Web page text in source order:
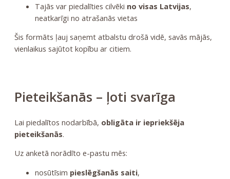
Tajās var piedalīties cilvēki no visas Latvijas,
neatkarīgi no atrašanās vietas
Šis formāts ļauj saņemt atbalstu drošā vidē, savās mājās,
vienlaikus sajūtot kopību ar citiem.
Pieteikšanās – ļoti svarīga
Lai piedalītos nodarbībā, obligāta ir iepriekšēja
pieteikšanās.
Uz anketā norādīto e-pastu mēs:
nosūtīsim pieslēgšanās saiti,